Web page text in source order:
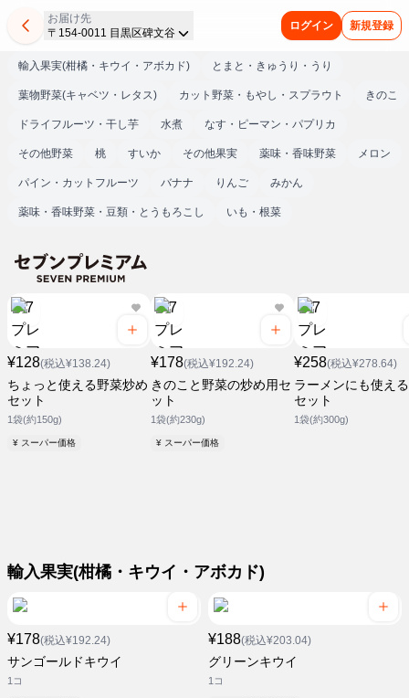
お届け先
〒154-0011 目黒区碑文谷
ログイン 新規登録
輸入果実(柑橘・キウイ・アボカド) とまと・きゅうり・うり
葉物野菜(キャベツ・レタス) カット野菜・もやし・スプラウト きのこ
ドライフルーツ・干し芋 水煮 なす・ピーマン・パプリカ
その他野菜 桃 すいか その他果実 薬味・香味野菜 メロン
パイン・カットフルーツ バナナ りんご みかん
薬味・香味野菜・豆類・とうもろこし いも・根菜
¥128(税込¥138.24)
ちょっと使える野菜炒め
セット
1袋(約150g)
¥ スーパー価格
¥178(税込¥192.24)
きのこと野菜の炒め用セ
ット
1袋(約230g)
¥ スーパー価格
¥258(税込¥278.64)
ラーメンにも使え
セット
1袋(約300g)
輸入果実(柑橘・キウイ・アボカド)
¥178(税込¥192.24)
サンゴールドキウイ
1コ
¥188(税込¥203.04)
グリーンキウイ
1コ